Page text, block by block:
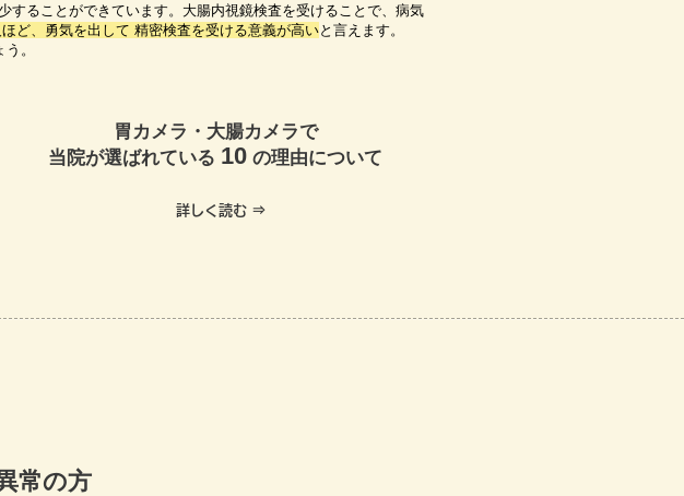
することができています。大腸内視鏡検査を受けることで、病気
ど、勇気を出して 精密検査を受ける意義が高いと言えます。
。
胃カメラ・大腸カメラで
当院が選ばれている 10 の理由について
詳しく読む ⇒
常の方